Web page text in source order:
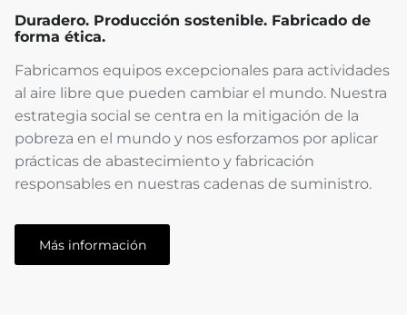
Duradero. Producción sostenible. Fabricado de
forma ética.
Fabricamos equipos excepcionales para actividades
al aire libre que pueden cambiar el mundo. Nuestra
estrategia social se centra en la mitigación de la
pobreza en el mundo y nos esforzamos por aplicar
prácticas de abastecimiento y fabricación
responsables en nuestras cadenas de suministro.
Más información